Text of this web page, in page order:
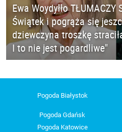
Ewa Woydyłło TŁUMACZY
Świątek i pogrąża się
dziewczyna troszkę
I to nie jest pogardliwe"
Pogoda Białystok
Pogoda Gdańsk
Pogoda Katowice